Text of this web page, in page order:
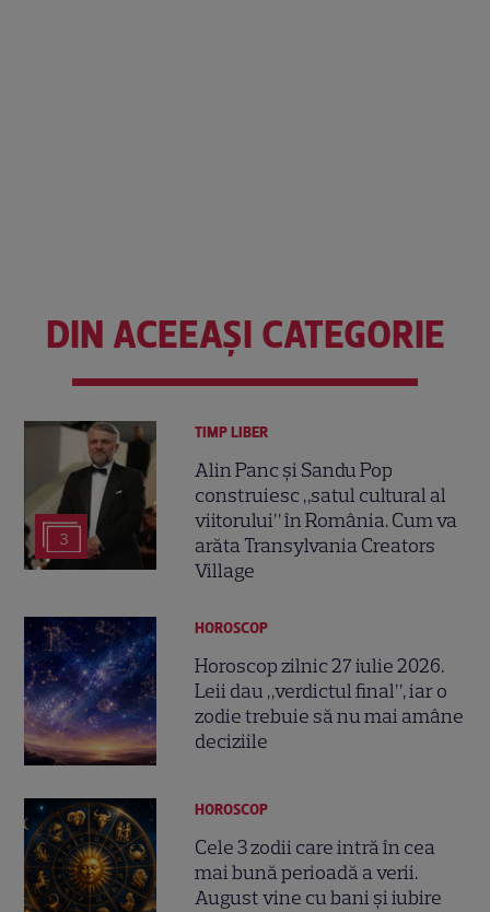
DIN ACEEAȘI CATEGORIE
3
TIMP LIBER
Alin Panc și Sandu Pop
construiesc „satul cultural al
viitorului” în România. Cum va
arăta Transylvania Creators
Village
HOROSCOP
Horoscop zilnic 27 iulie 2026.
Leii dau „verdictul final”, iar o
zodie trebuie să nu mai amâne
deciziile
HOROSCOP
Cele 3 zodii care intră în cea
mai bună perioadă a verii.
August vine cu bani și iubire